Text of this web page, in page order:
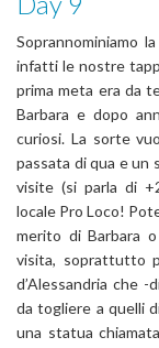
Soprannominiamo
infatti le nostre
prima meta era da
Barbara e dopo
curiosi. La sorte
passata di qua e un
visite (si parla di
locale Pro Loco!
merito di Barbara
visita, soprattutto
d’Alessandria che
da togliere a quelli
una statua